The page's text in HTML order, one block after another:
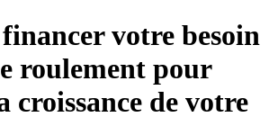
votre besoin
roulement pour
croissance de votre